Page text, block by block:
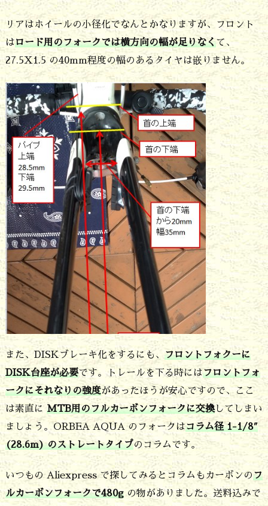
何？？
リアはホイールの小径化でなんとかなりますが、フロント
はロード用のフォークでは横方向の幅が足りなくて、
27.5X1.5 の40mm程度の幅のあるタイヤは嵌りません。
また、DISKブレーキ化をするにも、 フロントフォクーに
DISK台座が必要です。トレールを下る時にはフロントフォ
ークにそれなりの強度があったほうが安心ですので、ここ
は素直に MTB用のフルカーボンフォークに交換してしまい
ましょう。ORBEA AQUA のフォークはコラム径 1-1/8″
(28.6m) のストレートタイプのコラムです。
いつもの Aliexpress で探してみるとコラムもカーボンのフ
ルカーボンフォークで480g の物がありました。送料込みで